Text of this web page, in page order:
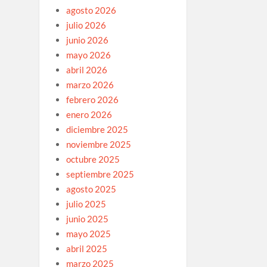
agosto 2026
julio 2026
junio 2026
mayo 2026
abril 2026
marzo 2026
febrero 2026
enero 2026
diciembre 2025
noviembre 2025
octubre 2025
septiembre 2025
agosto 2025
julio 2025
junio 2025
mayo 2025
abril 2025
marzo 2025